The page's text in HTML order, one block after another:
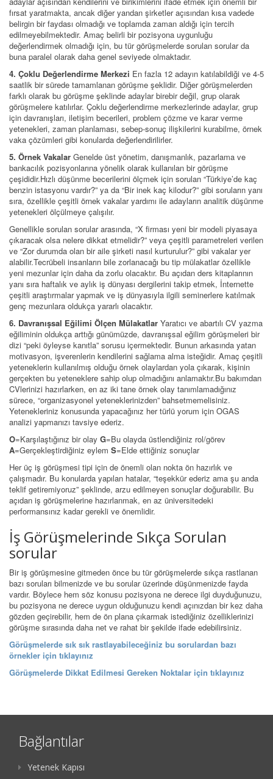
fırsat yaratmakta, ancak diğer yandan şirketler açısından kısa vadede
belirgin bir faydası olmadığı ve toplamda zaman aldığı için tercih
edilmeyebilmektedir. Amaç belirli bir pozisyona uygunluğu
değerlendirmek olmadığı için, bu tür görüşmelerde sorulan sorular da
buna paralel olarak daha genel seviyede olmaktadır.
4. Çoklu Değerlendirme Merkezi En fazla 12 adayın katılabildiği ve 4-5
saatlik bir sürede tamamlanan görüşme şeklidir. Diğer görüşmelerden
farklı olarak bu görüşme şeklinde adaylar birebir değil, grup olarak
görüşmelere katılırlar. Çoklu değerlendirme merkezlerinde adaylar, grup
için davranışları, iletişim becerileri, problem çözme ve karar verme
yetenekleri, zaman planlaması, sebep-sonuç ilişkilerini kurabilme, örnek
vaka çözümleri gibi konularda değerlendirilirler.
5. Örnek Vakalar Genelde üst yönetim, danışmanlık, pazarlama ve
bankacılık pozisyonlarına yönelik olarak kullanılan bir görüşme
çeşididir.Hızlı düşünme becerilerini ölçmek için sorulan “Türkiye’de kaç
benzin istasyonu vardır?” ya da “Bir inek kaç kilodur?” gibi soruların yanı
sıra, özellikle çeşitli örnek vakalar yardımı ile adayların analitik düşünme
yetenekleri ölçülmeye çalışılır.
Genellikle sorulan sorular arasında, “X firması yeni bir modeli piyasaya
çıkaracak olsa nelere dikkat etmelidir?” veya çeşitli parametreleri verilen
ve “Zor durumda olan bir aile şirketi nasıl kurturulur?” gibi vakalar yer
alabilir.Tecrübeli insanların bile zorlanacağı bu tip mülakatlar özellikle
yeni mezunlar için daha da zorlu olacaktır. Bu açıdan ders kitaplarının
yanı sıra haftalık ve aylık iş dünyası dergilerini takip etmek, İnternette
çeşitli araştırmalar yapmak ve iş dünyasıyla ilgili seminerlere katılmak
genç mezunlara oldukça yararlı olacaktır.
6. Davranışsal Eğilimi Ölçen Mülakatlar Yaratıcı ve abartılı CV yazma
eğiliminin oldukça arttığı günümüzde, davranışsal eğilim görüşmeleri bir
dizi “peki öyleyse kanıtla” sorusu içermektedir. Bunun arkasında yatan
motivasyon, işverenlerin kendilerini sağlama alma isteğidir. Amaç çeşitli
yeteneklerin kullanılmış olduğu örnek olaylardan yola çıkarak, kişinin
gerçekten bu yeteneklere sahip olup olmadığını anlamaktır.Bu bakımdan
CVlerinizi hazırlarken, en az iki tane örnek olay tanımlamadığınız
sürece, “organizasyonel yeteneklerinizden” bahsetmemelisiniz.
Yetenekleriniz konusunda yapacağınız her türlü yorum için OGAS
analizi yapmanızı tavsiye ederiz.
O=Karşılaştığınız bir olay G=Bu olayda üstlendiğiniz rol/görev
A=Gerçekleştirdiğiniz eylem S=Elde ettiğiniz sonuçlar
Her üç iş görüşmesi tipi için de önemli olan nokta ön hazırlık ve
çalışmadır. Bu konularda yapılan hatalar, “teşekkür ederiz ama şu anda
teklif getiremiyoruz” şeklinde, arzu edilmeyen sonuçlar doğurabilir. Bu
açıdan iş görüşmelerine hazırlanmak, en az üniversitedeki
performansınız kadar gerekli ve önemlidir.
İş Görüşmelerinde Sıkça Sorulan
sorular
Bir iş görüşmesine gitmeden önce bu tür görüşmelerde sıkça rastlanan
bazı soruları bilmenizde ve bu sorular üzerinde düşünmenizde fayda
vardır. Böylece hem söz konusu pozisyona ne derece ilgi duyduğunuzu,
bu pozisyona ne derece uygun olduğunuzu kendi açınızdan bir kez daha
gözden geçirebilir, hem de ön plana çıkarmak istediğiniz özelliklerinizi
görüşme sırasında daha net ve rahat bir şekilde ifade edebilirsiniz.
Görüşmelerde sık sık rastlayabileceğiniz bu sorulardan bazı
örnekler için tıklayınız
Görüşmelerde Dikkat Edilmesi Gereken Noktalar için tıklayınız
Bağlantılar
Yetenek Kapısı